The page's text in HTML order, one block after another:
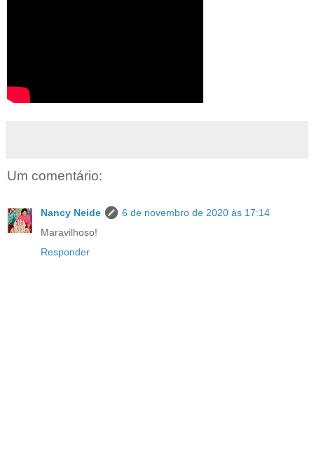
Um comentário:
Nancy Neide
6 de novembro de 2020 às 17:14
Maravilhoso!
Responder